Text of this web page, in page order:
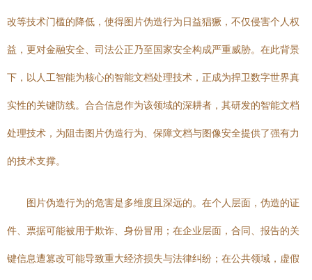
改等技术门槛的降低，使得图片伪造行为日益猖獗，不仅侵害个人权
益，更对金融安全、司法公正乃至国家安全构成严重威胁。在此背景
下，以人工智能为核心的智能文档处理技术，正成为捍卫数字世界真
实性的关键防线。合合信息作为该领域的深耕者，其研发的智能文档
处理技术，为阻击图片伪造行为、保障文档与图像安全提供了强有力
的技术支撑。
图片伪造行为的危害是多维度且深远的。在个人层面，伪造的证
件、票据可能被用于欺诈、身份冒用；在企业层面，合同、报告的关
键信息遭篡改可能导致重大经济损失与法律纠纷；在公共领域，虚假